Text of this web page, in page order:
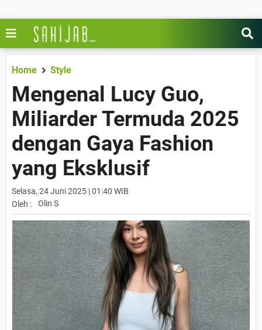
Home Style
Mengenal Lucy Guo,
Miliarder Termuda 2025
dengan Gaya Fashion
yang Eksklusif
Selasa, 24 Juni 2025 | 01:40 WIB
Oleh :
Olin S